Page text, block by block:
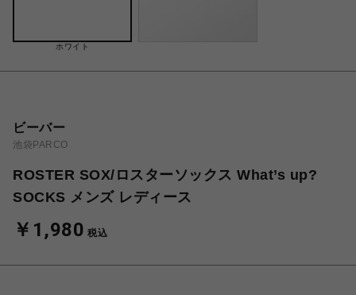
ホワイト
ビーバー
池袋PARCO
ROSTER SOX/ロスターソックス What’s up?
SOCKS メンズ レディース
￥1,980 税込